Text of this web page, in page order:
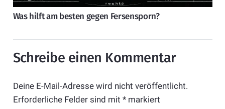
Was hilft am besten gegen Fersensporn?
Schreibe einen Kommentar
Deine E-Mail-Adresse wird nicht veröffentlicht.
Erforderliche Felder sind mit *markiert